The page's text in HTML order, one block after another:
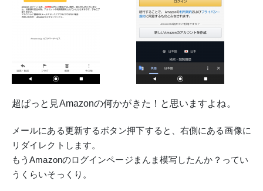
超ぱっと見Amazonの何かがきた！と思いますよね。
メールにある更新するボタン押下すると、右側にある画像に
リダイレクトします。
もうAmazonのログインページまんま模写したんか？ってい
うくらいそっくり。